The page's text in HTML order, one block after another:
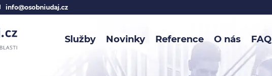
info@osobniudaj.cz
Služby Novinky Reference O nás FAQ